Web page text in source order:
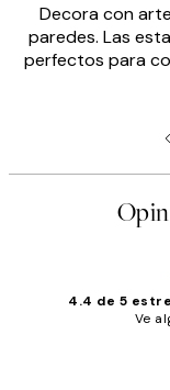
Decora con
paredes. Las
perfectos para
4.4 de 5
Ve